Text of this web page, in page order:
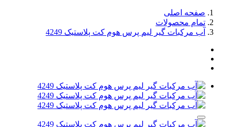
صفحه اصلی
تمام محصولات
آب مرکبات گیر لیم پرس هوم کت پلاستیک 4249